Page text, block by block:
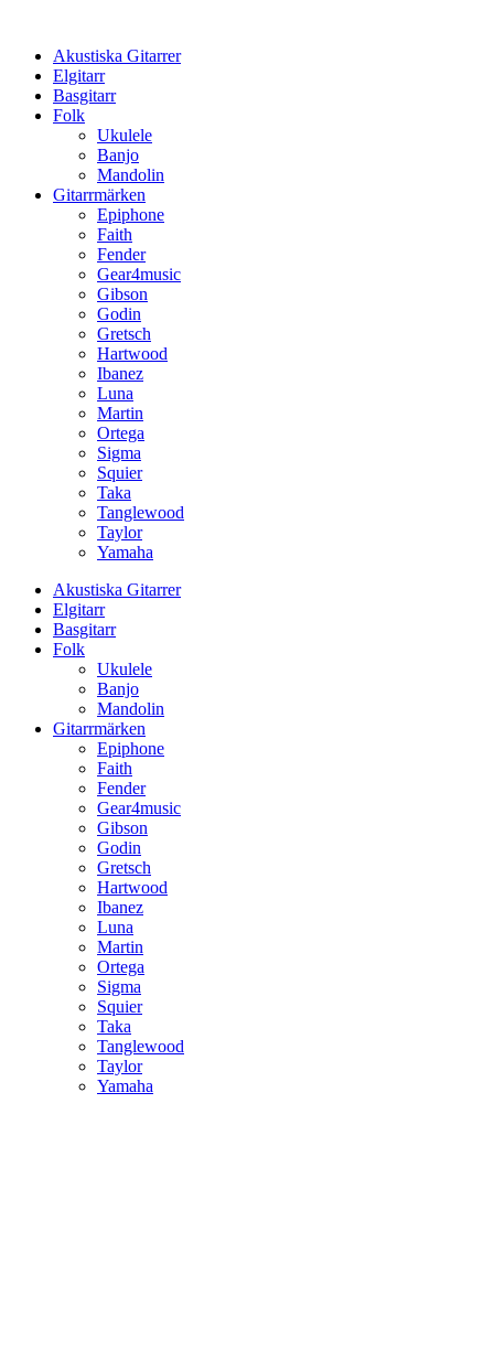
innehållAkustiska Gitarrer
Elgitarr
Basgitarr
Folk
Ukulele
Banjo
Mandolin
Gitarrmärken
Epiphone
Faith
Fender
Gear4music
Gibson
Godin
Gretsch
Hartwood
Ibanez
Luna
Martin
Ortega
Sigma
Squier
Taka
Tanglewood
Taylor
Yamaha
Akustiska Gitarrer
Elgitarr
Basgitarr
Folk
Ukulele
Banjo
Mandolin
Gitarrmärken
Epiphone
Faith
Fender
Gear4music
Gibson
Godin
Gretsch
Hartwood
Ibanez
Luna
Martin
Ortega
Sigma
Squier
Taka
Tanglewood
Taylor
Yamaha